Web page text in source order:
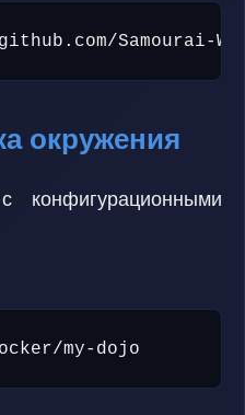
Samourai-
окружения
my-dojo